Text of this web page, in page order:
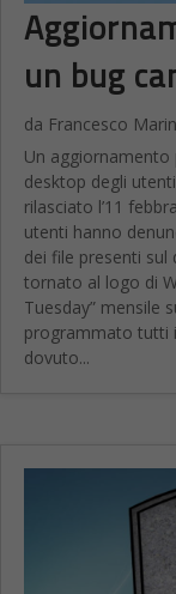
un bug
da Francesco
Un aggiornamento
desktop degli
rilasciato l’11
utenti hanno
dei file presenti
tornato al logo di
Tuesday” mensile
programmato tutti
dovuto...